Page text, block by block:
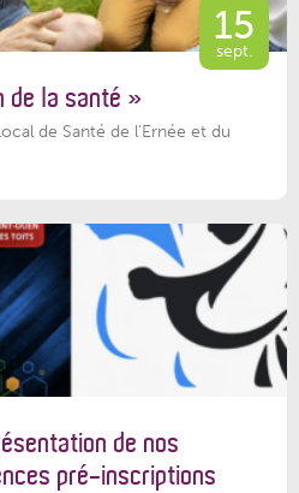
15
sept.
de la santé »
de Santé de l’Ernée et du
de nos
pré-inscriptions